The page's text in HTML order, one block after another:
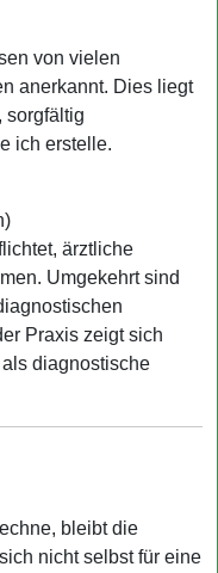
von vielen
anerkannt. Dies liegt
sorgfältig
ich erstelle.
ärztliche
Umgekehrt sind
Praxis zeigt sich
diagnostische
bleibt die
nicht selbst für eine